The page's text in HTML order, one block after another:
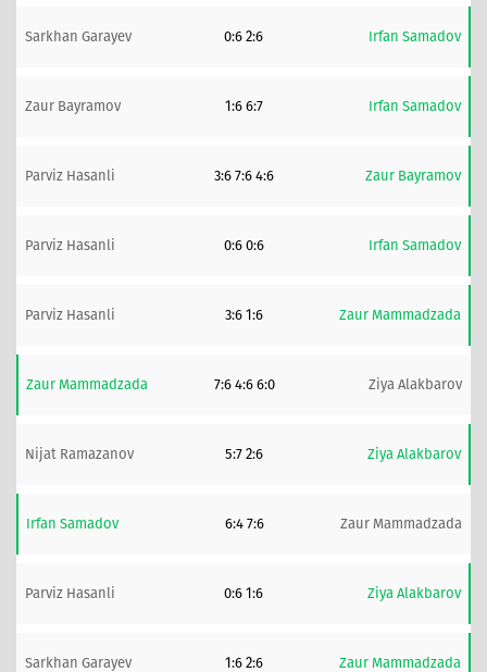
Sarkhan Garayev 0:6 2:6 Irfan Samadov
Zaur Bayramov 1:6 6:7 Irfan Samadov
Parviz Hasanli 3:6 7:6 4:6 Zaur Bayramov
Parviz Hasanli 0:6 0:6 Irfan Samadov
Parviz Hasanli 3:6 1:6 Zaur Mammadzada
Zaur Mammadzada 7:6 4:6 6:0 Ziya Alakbarov
Nijat Ramazanov 5:7 2:6 Ziya Alakbarov
Irfan Samadov 6:4 7:6 Zaur Mammadzada
Parviz Hasanli 0:6 1:6 Ziya Alakbarov
Sarkhan Garayev 1:6 2:6 Zaur Mammadzada